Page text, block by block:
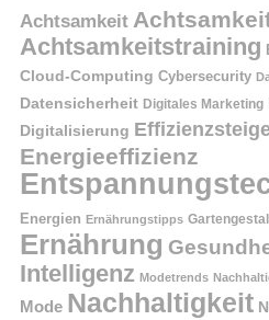
Achtsamkeit
Achtsamkeitstraining
Cloud-Computing Cybersecurity
Datensicherheit Digitales Marketing
Digitalisierung
Energieeffizienz
Energien Ernährungstipps
Ernährung
Intelligenz Modetrends
Mode Nachhaltigkeit